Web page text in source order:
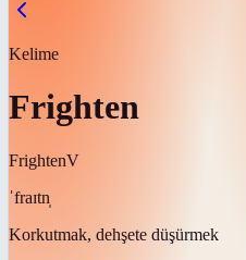
Kelime
Frighten
FrightenV
ˈfraɪtn̩
Korkutmak, dehşete düşürmek